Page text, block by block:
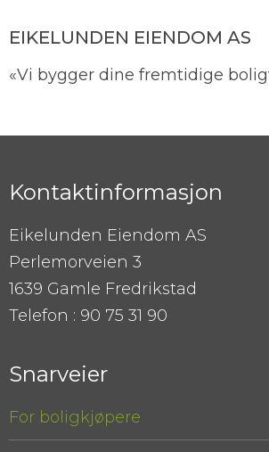
EIKELUNDEN EIENDOM AS
«Vi bygger dine fremtidige
Kontaktinformasjon
Eikelunden Eiendom AS
Perlemorveien 3
1639 Gamle Fredrikstad
Telefon : 90 75 31 90
Snarveier
For boligkjøpere